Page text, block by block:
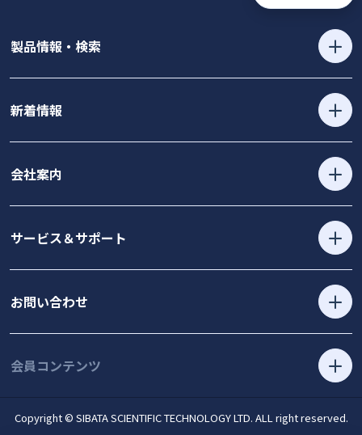
製品情報・検索
新着情報
会社案内
サービス＆サポート
お問い合わせ
会員コンテンツ
Copyright © SIBATA SCIENTIFIC TECHNOLOGY LTD. ALL right reserved.